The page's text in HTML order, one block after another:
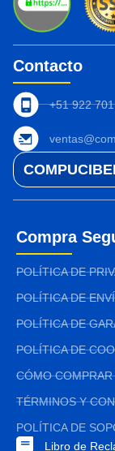
Contacto
+51 922
Compra
POLÍTICA DE
POLÍTICA DE
POLÍTICA DE
POLÍTICA DE
CÓMO COMPRAR
TÉRMINOS Y
POLÍTICA DE
Libro de